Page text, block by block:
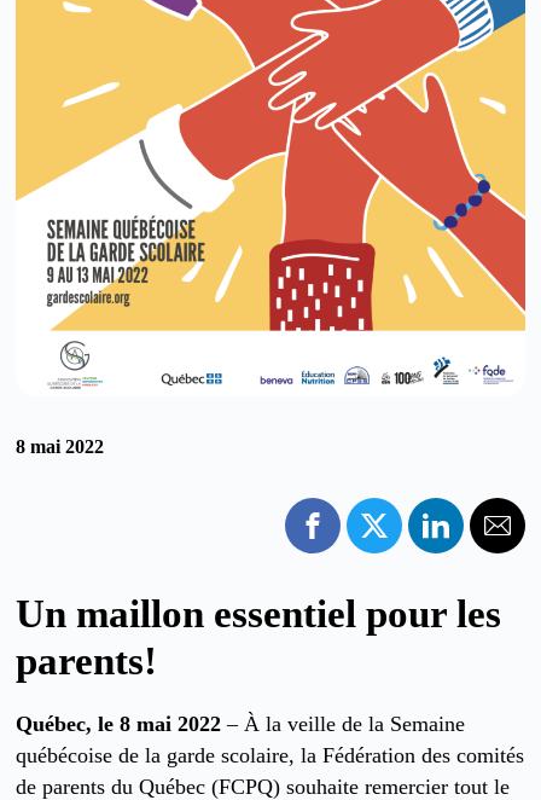
8 mai 2022
Un maillon essentiel pour les
parents!
Québec, le 8 mai 2022 – À la veille de la Semaine
québécoise de la garde scolaire, la Fédération des comités
de parents du Québec (FCPQ) souhaite remercier tout le